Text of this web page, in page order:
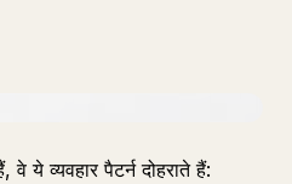
ये व्यवहार पैटर्न दोहराते हैं: